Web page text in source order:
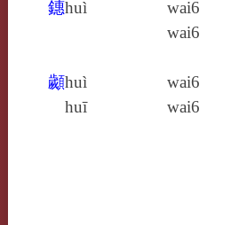
鏸huì
wai6
wai6
顪huì
huī
wai6
wai6